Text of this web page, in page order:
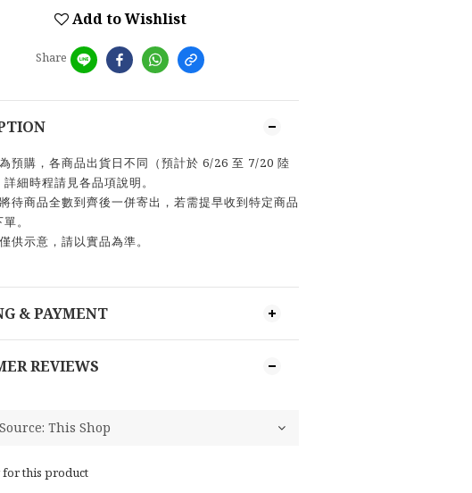
Add to Wishlist
Share
預購，各商品出貨日不同（預計於 6/26 至 7/20 陸
細時程請見各品項說明。
待商品全數到齊後一併寄出，若需提早收到特定商品
。
供示意，請以實品為準。
& PAYMENT
REVIEWS
this product